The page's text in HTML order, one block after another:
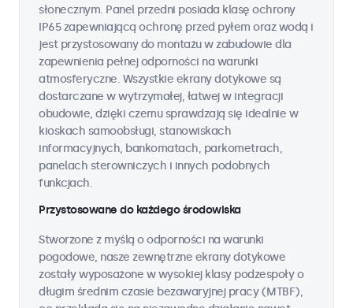
słonecznym. Panel przedni posiada klasę ochrony
IP65 zapewniającą ochronę przed pyłem oraz wodą i
jest przystosowany do montażu w zabudowie dla
zapewnienia pełnej odporności na warunki
atmosferyczne. Wszystkie ekrany dotykowe są
dostarczane w wytrzymałej, łatwej w integracji
obudowie, dzięki czemu sprawdzają się idealnie w
kioskach samoobsługi, stanowiskach
informacyjnych, bankomatach, parkometrach,
panelach sterowniczych i innych podobnych
funkcjach.
Przystosowane do każdego środowiska
Stworzone z myślą o odporności na warunki
pogodowe, nasze zewnętrzne ekrany dotykowe
zostały wyposażone w wysokiej klasy podzespoły o
długim średnim czasie bezawaryjnej pracy (MTBF),